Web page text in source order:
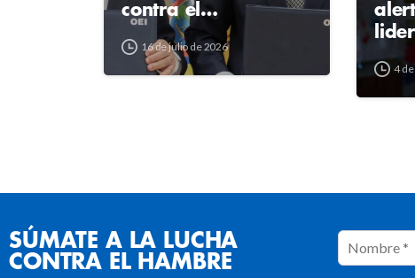
contra el…
16 de julio de 2026
4
SÚMATE A LA LUCHA
CONTRA EL HAMBRE